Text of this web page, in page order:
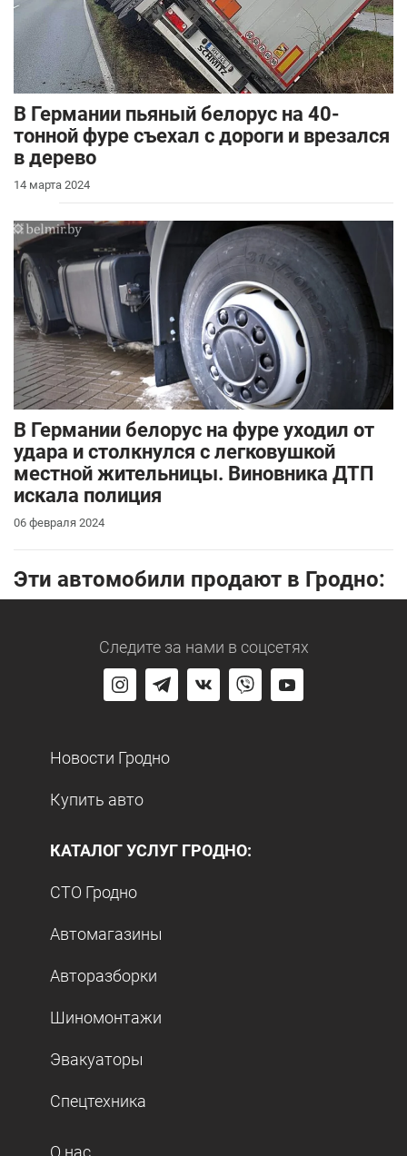
В Германии пьяный белорус на 40-
тонной фуре съехал с дороги и врезался
в дерево
14 марта 2024
В Германии белорус на фуре уходил от
удара и столкнулся с легковушкой
местной жительницы. Виновника ДТП
искала полиция
06 февраля 2024
Эти автомобили продают в Гродно:
Следите за нами в соцсетях
Новости Гродно
Купить авто
КАТАЛОГ УСЛУГ ГРОДНО:
СТО Гродно
Автомагазины
Авторазборки
Шиномонтажи
Эвакуаторы
Спецтехника